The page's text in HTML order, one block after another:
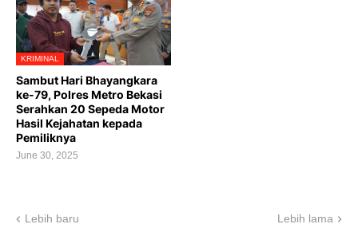
KRIMINAL
Sambut Hari Bhayangkara
ke-79, Polres Metro Bekasi
Serahkan 20 Sepeda Motor
Hasil Kejahatan kepada
Pemiliknya
June 30, 2025
Lebih baru Lebih lama